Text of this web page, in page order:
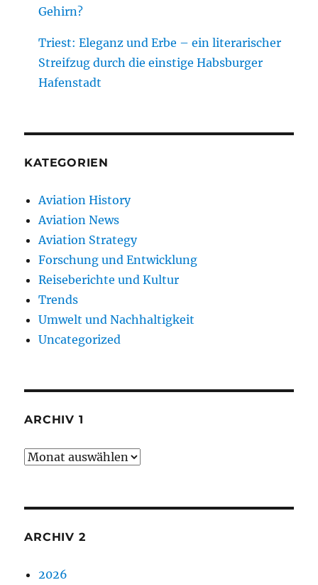
Gehirn?
Triest: Eleganz und Erbe – ein literarischer
Streifzug durch die einstige Habsburger
Hafenstadt
KATEGORIEN
Aviation History
Aviation News
Aviation Strategy
Forschung und Entwicklung
Reiseberichte und Kultur
Trends
Umwelt und Nachhaltigkeit
Uncategorized
ARCHIV 1
Archiv
ARCHIV 2
2026